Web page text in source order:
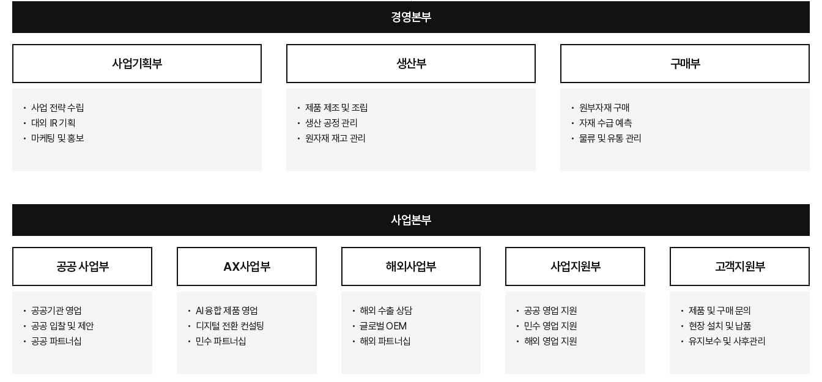
경영본부
사업기획부
사업 전략 수립
대외 IR 기획
마케팅 및 홍보
생산부
제품 제조 및 조립
생산 공정 관리
원자재 재고 관리
구매부
원부자재 구매
자재 수급 예측
물류 및 유통 관리
사업본부
공공 사업부
공공기관 영업
공공 입찰 및 제안
공공 파트너십
AX사업부
AI 융합 제품 영업
디지털 전환 컨설팅
민수 파트너십
해외사업부
해외 수출 상담
글로벌 OEM
해외 파트너십
사업지원부
공공 영업 지원
민수 영업 지원
해외 영업 지원
고객지원부
제품 및 구매 문의
현장 설치 및 납품
유지보수 및 사후관리